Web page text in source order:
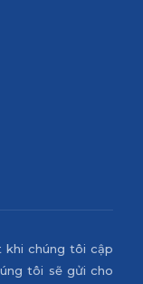
khi chúng tôi cập
tôi sẽ gửi cho